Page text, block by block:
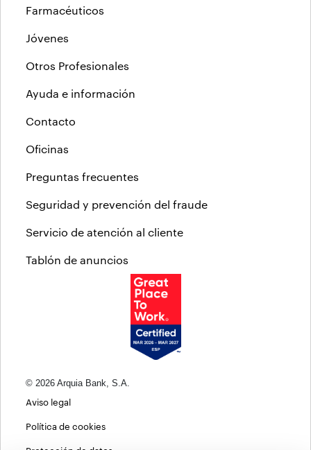
Farmacéuticos
Jóvenes
Otros Profesionales
Ayuda e información
Contacto
Oficinas
Preguntas frecuentes
Seguridad y prevención del fraude
Servicio de atención al cliente
Tablón de anuncios
© 2026 Arquia Bank, S.A.
Aviso legal
Política de cookies